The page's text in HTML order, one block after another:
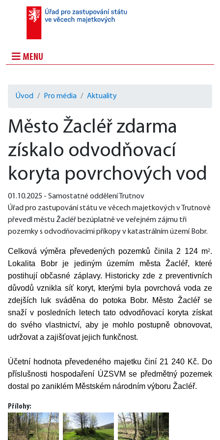
MENU
Úvod Pro média Aktuality
Město Žacléř zdarma
získalo odvodňovací
koryta povrchových vod
01.10.2025 - Samostatné oddělení Trutnov
Úřad pro zastupování státu ve věcech majetkových v Trutnově
převedl městu Žacléř bezúplatně ve veřejném zájmu tři
pozemky s odvodňovacími příkopy v katastrálním území Bobr.
Celková výměra převedených pozemků činila 2 124 m2.
Lokalita Bobr je jediným územím města Žacléř, které
postihují občasné záplavy. Historicky zde z preventivních
důvodů vznikla síť koryt, kterými byla povrchová voda ze
zdejších luk sváděna do potoka Bobr. Město Žacléř se
snaží v posledních letech tato odvodňovací koryta získat
do svého vlastnictví, aby je mohlo postupně obnovovat,
udržovat a zajišťovat jejich funkčnost.
Účetní hodnota převedeného majetku činí 21 240 Kč. Do
příslušnosti hospodaření ÚZSVM se předmětný pozemek
dostal po zaniklém Městském národním výboru Žacléř.
Přílohy: